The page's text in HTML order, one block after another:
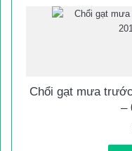
Chổi gạt mưa
–